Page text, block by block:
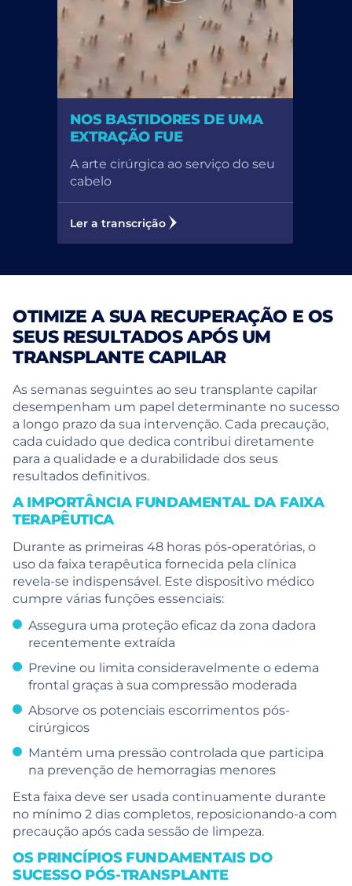
NOS BASTIDORES DE UMA
EXTRAÇÃO FUE
A arte cirúrgica ao serviço do seu
cabelo
Ler a transcrição
OTIMIZE A SUA RECUPERAÇÃO E OS
SEUS RESULTADOS APÓS UM
TRANSPLANTE CAPILAR
As semanas seguintes ao seu transplante capilar
desempenham um papel determinante no sucesso
a longo prazo da sua intervenção. Cada precaução,
cada cuidado que dedica contribui diretamente
para a qualidade e a durabilidade dos seus
resultados definitivos.
A IMPORTÂNCIA FUNDAMENTAL DA FAIXA
TERAPÊUTICA
Durante as primeiras 48 horas pós-operatórias, o
uso da faixa terapêutica fornecida pela clínica
revela-se indispensável. Este dispositivo médico
cumpre várias funções essenciais:
Assegura uma proteção eficaz da zona dadora
recentemente extraída
Previne ou limita consideravelmente o edema
frontal graças à sua compressão moderada
Absorve os potenciais escorrimentos pós-
cirúrgicos
Mantém uma pressão controlada que participa
na prevenção de hemorragias menores
Esta faixa deve ser usada continuamente durante
no mínimo 2 dias completos, reposicionando-a com
precaução após cada sessão de limpeza.
OS PRINCÍPIOS FUNDAMENTAIS DO
SUCESSO PÓS-TRANSPLANTE